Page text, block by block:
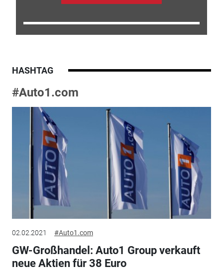
HASHTAG
#Auto1.com
02.02.2021 #Auto1.com
GW-Großhandel: Auto1 Group verkauft
neue Aktien für 38 Euro